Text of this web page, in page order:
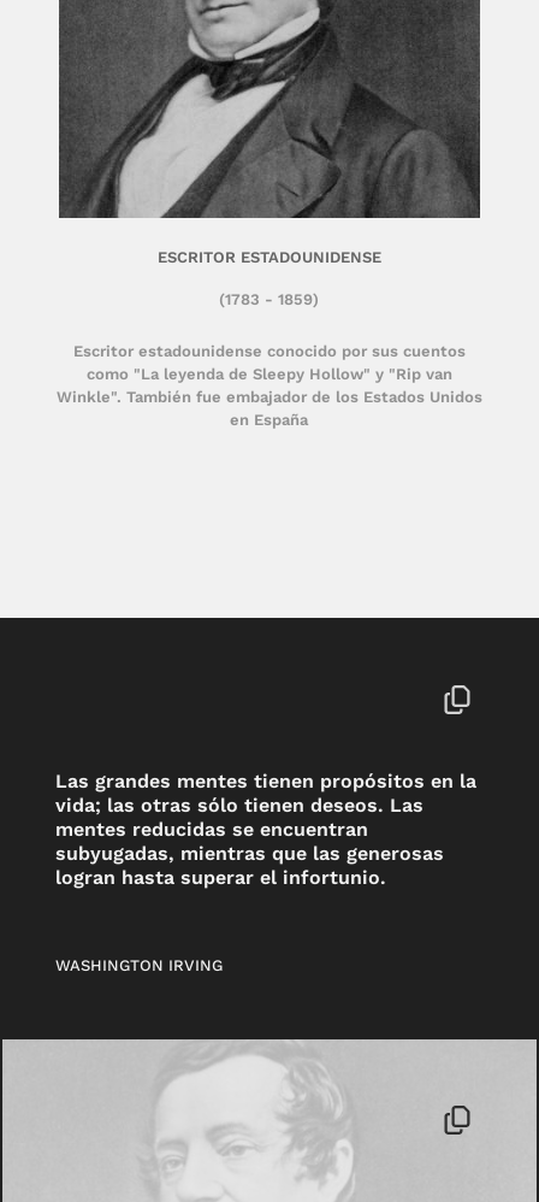
Escritor estadounidense conocido por sus cuentos
como "La leyenda de Sleepy Hollow" y "Rip van
Winkle". También fue embajador de los Estados Unidos
en España
(1783 - 1859)
ESCRITOR ESTADOUNIDENSE
Las grandes mentes tienen propósitos en la
vida; las otras sólo tienen deseos. Las
mentes reducidas se encuentran
subyugadas, mientras que las generosas
logran hasta superar el infortunio.
WASHINGTON IRVING